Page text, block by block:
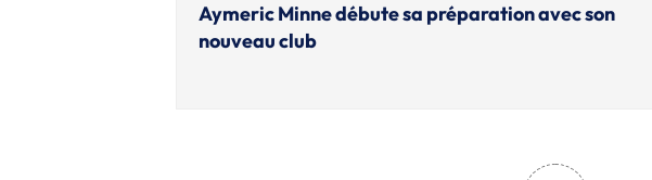
Aymeric Minne débute sa préparation avec son
nouveau club